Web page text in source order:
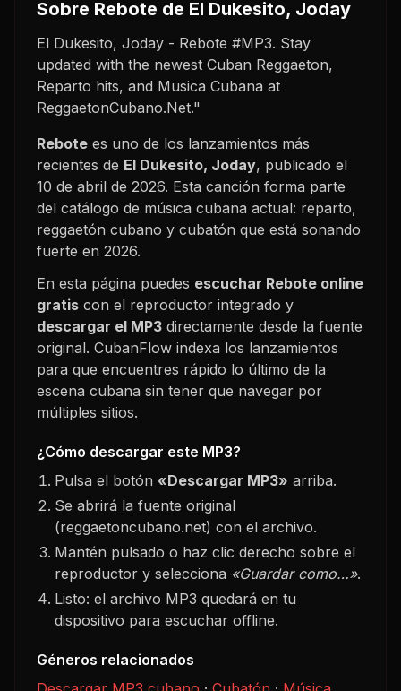
Sobre Rebote de El Dukesito, Joday
El Dukesito, Joday - Rebote #MP3. Stay
updated with the newest Cuban Reggaeton,
Reparto hits, and Musica Cubana at
ReggaetonCubano.Net."
Rebote es uno de los lanzamientos más
recientes de El Dukesito, Joday, publicado el
10 de abril de 2026. Esta canción forma parte
del catálogo de música cubana actual: reparto,
reggaetón cubano y cubatón que está sonando
fuerte en 2026.
En esta página puedes escuchar Rebote online
gratis con el reproductor integrado y
descargar el MP3 directamente desde la fuente
original. CubanFlow indexa los lanzamientos
para que encuentres rápido lo último de la
escena cubana sin tener que navegar por
múltiples sitios.
¿Cómo descargar este MP3?
Pulsa el botón «Descargar MP3» arriba.
Se abrirá la fuente original
(reggaetoncubano.net) con el archivo.
Mantén pulsado o haz clic derecho sobre el
reproductor y selecciona «Guardar como…».
Listo: el archivo MP3 quedará en tu
dispositivo para escuchar offline.
Géneros relacionados